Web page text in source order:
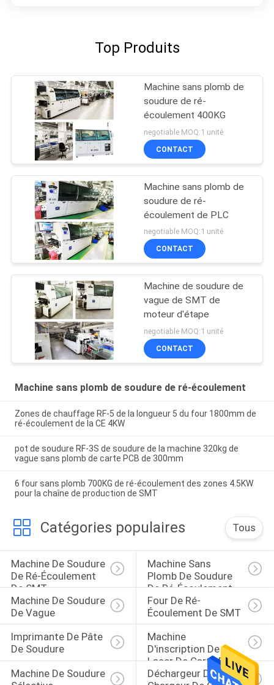
Top Produits
Machine sans plomb de
soudure de ré-
écoulement 400KG
negotiable MOQ:1 unité
CONTACT
Machine sans plomb de
soudure de ré-
écoulement de PLC
negotiable MOQ:1 unité
CONTACT
Machine de soudure de
vague de SMT de
moteur d'étape
negotiable MOQ:1 unité
CONTACT
Machine sans plomb de soudure de ré-écoulement
Zones de chauffage RF-5 de la longueur 5 du four 1800mm de
ré-écoulement de la CE 4KW
pot de soudure RF-3S de soudure de la machine 320kg de
vague sans plomb de carte PCB de 300mm
6 four sans plomb 700KG de ré-écoulement des zones 4.5KW
pour la chaîne de production de SMT
Catégories populaires Tous
Machine De Soudure
De Ré-Écoulement
De SMT
Machine Sans
Plomb De Soudure
De Ré-Écoulement
Machine De Soudure
De Vague
Four De Ré-
Écoulement De SMT
Imprimante De Pâte
De Soudure
Machine
D'inscription De
Laser De Carte PCB
Machine De Soudure
Déchargeur De